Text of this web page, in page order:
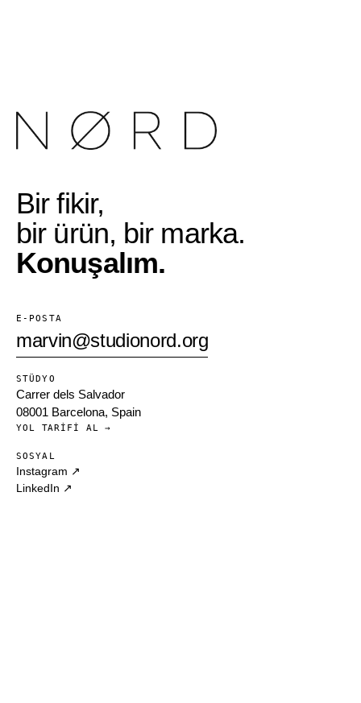
Bir fikir,
bir ürün, bir marka.
Konuşalım.
E-POSTA
marvin@studionord.org
STÜDYO
Carrer dels Salvador
08001 Barcelona, Spain
YOL TARIFI AL →
SOSYAL
Instagram ↗
LinkedIn ↗